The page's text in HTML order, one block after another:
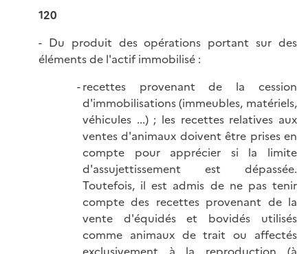
120
- Du produit des opérations portant sur des
éléments de l'actif immobilisé :
recettes provenant de la cession
d'immobilisations (immeubles, matériels,
véhicules ...) ; les recettes relatives aux
ventes d'animaux doivent être prises en
compte pour apprécier si la limite
d'assujettissement est dépassée.
Toutefois, il est admis de ne pas tenir
compte des recettes provenant de la
vente d'équidés et bovidés utilisés
comme animaux de trait ou affectés